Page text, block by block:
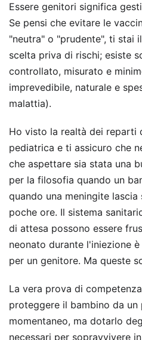
Essere genitori significa
Se pensi che evitare le
"neutra" o "prudente", ti stai
scelta priva di rischi; esiste
controllato, misurato e
imprevedibile, naturale e
malattia).
Ho visto la realtà dei reparti
pediatrica e ti assicuro che
che aspettare sia stata una
per la filosofia quando un
quando una meningite lascia
poche ore. Il sistema
di attesa possono essere
neonato durante l'iniezione
per un genitore. Ma queste
La vera prova di
proteggere il bambino da
momentaneo, ma dotarlo
necessari per sopravvivere